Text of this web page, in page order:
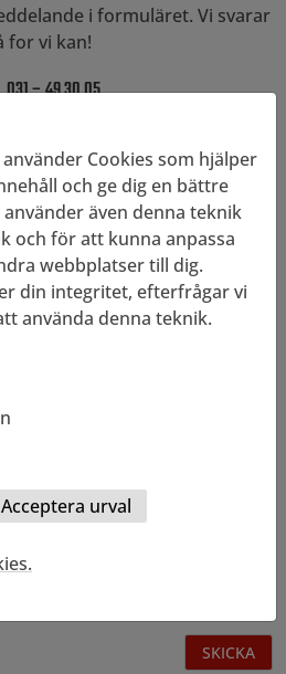
i formuläret. Vi svarar
for vi kan!
031 – 49 30 05
Cookies som hjälper
och ge dig en bättre
även denna teknik
och för att kunna anpassa
webbplatser till dig.
din integritet, efterfrågar vi
använda denna teknik.